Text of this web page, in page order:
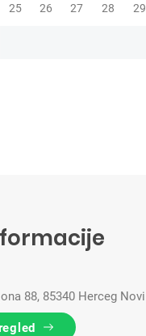
25 26 27 28 29
88, 85340 Herceg Novi